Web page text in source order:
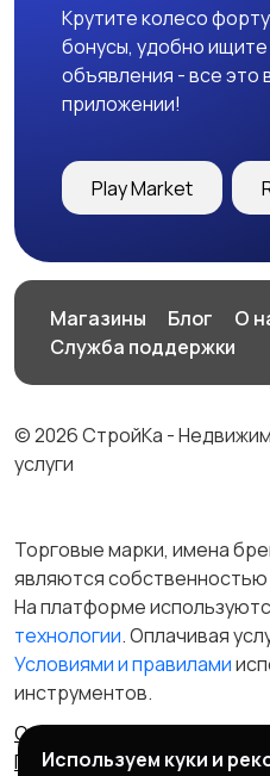
Крутите колесо
бонусы, удобно
объявления - все
приложении!
Play Market
Магазины Блог О
Служба поддержки
© 2026 СтройКа -
услуги
Торговые марки, имена
являются
На платформе
технологии. Оплачивая
Условиями и правилами
инструментов.
Отказ от ответственности
Политика
Используем куки и